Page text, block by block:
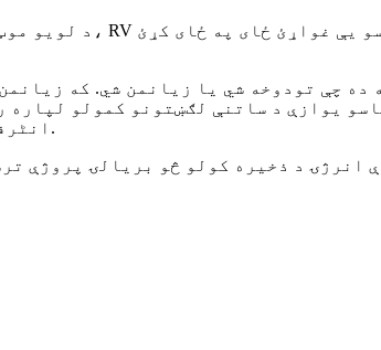
یوازې د ساتنې لګښتونو کمولو
سیسټم هم رامینځته کړئ. موږ کولی شو د BMS انٹرفیس مخابراتو پروتوکول چمتو کړو.
انرژۍ د ذخیره کولو څو بریالۍ پروژې